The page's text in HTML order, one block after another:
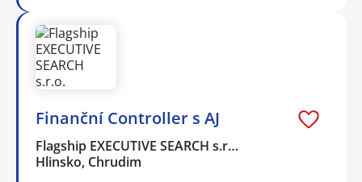
Finanční Controller s AJ
Flagship EXECUTIVE SEARCH s.r…
Hlinsko, Chrudim